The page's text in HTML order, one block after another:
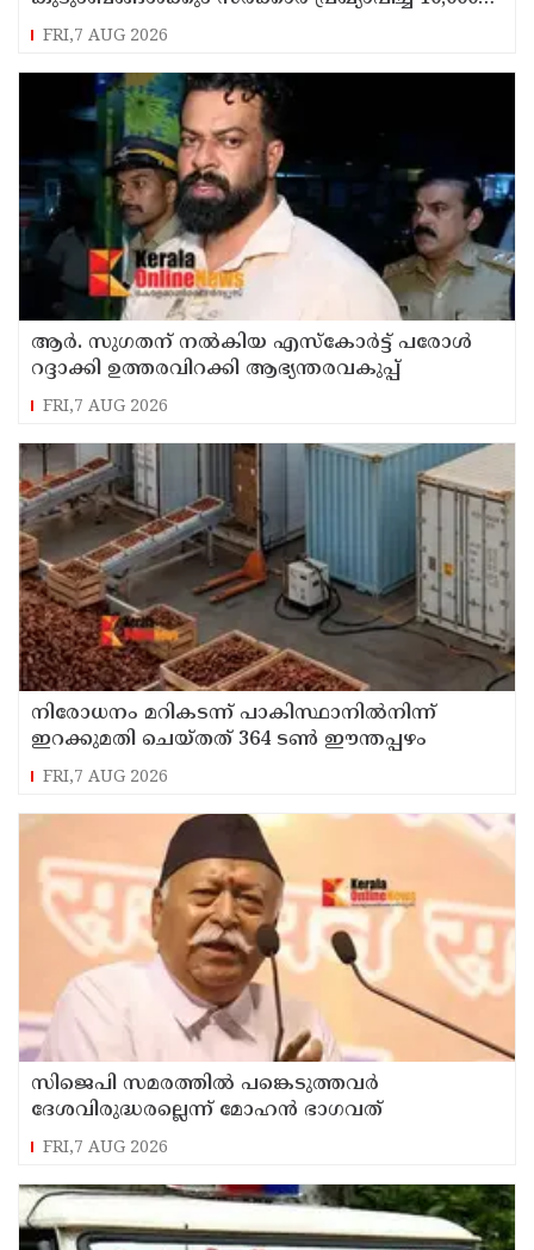
രൂപ ധനസഹായം ലഭ്യമാക്കും ; എ.പി.
FRI,7 AUG 2026
ആര്‍. സുഗതന് നല്‍കിയ എസ്‌കോര്‍ട്ട് പരോള്‍
റദ്ദാക്കി ഉത്തരവിറക്കി ആഭ്യന്തരവകുപ്പ്
FRI,7 AUG 2026
നിരോധനം മറികടന്ന് പാകിസ്ഥാനില്‍നിന്ന്
ഇറക്കുമതി ചെയ്തത് 364 ടണ്‍ ഈന്തപ്പഴം
FRI,7 AUG 2026
സിജെപി സമരത്തില്‍ പങ്കെടുത്തവര്‍
ദേശവിരുദ്ധരല്ലെന്ന് മോഹന്‍ ഭാഗവത്
FRI,7 AUG 2026